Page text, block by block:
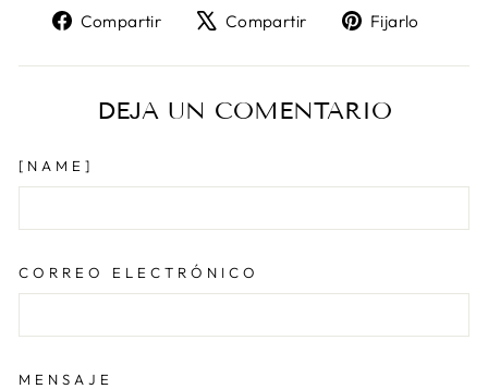
Compartir
Compartir
Facebook
Compartir
Tweet
X
Fijarlo
DEJA UN COMENTARIO
[NAME]
CORREO ELECTRÓNICO
MENSAJE